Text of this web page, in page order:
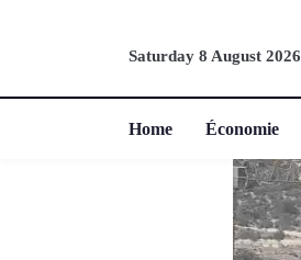
Saturday 8 August 2026
Home Économie